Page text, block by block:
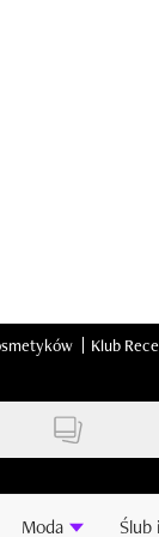
Klub
Moda Ślub